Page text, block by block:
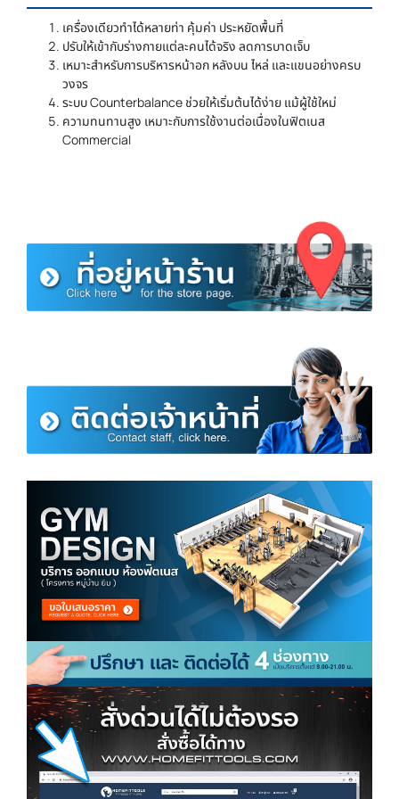
เครื่องเดียวทำได้หลายท่า คุ้มค่า ประหยัดพื้นที่
ปรับให้เข้ากับร่างกายแต่ละคนได้จริง ลดการบาดเจ็บ
เหมาะสำหรับการบริหารหน้าอก หลังบน ไหล่ และแขนอย่างครบ
วงจร
ระบบ Counterbalance ช่วยให้เริ่มต้นได้ง่าย แม้ผู้ใช้ใหม่
ความทนทานสูง เหมาะกับการใช้งานต่อเนื่องในฟิตเนส
Commercial